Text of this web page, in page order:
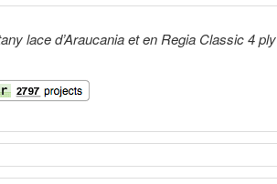
lace d’Araucania et en Regia Classic 4 ply